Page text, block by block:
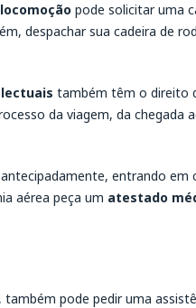
pode solicitar uma
despachar sua cadeira de
também têm o direito
da viagem, da chegada
entrando
aérea peça um atestado
pode pedir uma